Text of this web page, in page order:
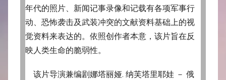
年代的照片、新闻记事录像和记载有各项军事行
动、恐怖袭击及武装冲突的文献资料基础上的视
觉资料来表达的。依照创作者本意，该片旨在反
映人类生命的脆弱性。
该片导演兼编剧娜塔丽娅. 纳芙塔里耶娃 － 俄